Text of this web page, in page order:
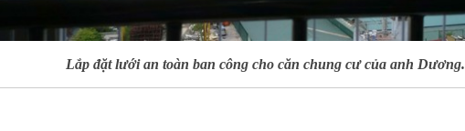
Lắp đặt lưới an toàn ban công cho căn chung cư của anh Dương.